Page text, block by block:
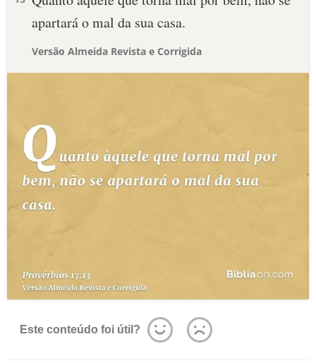
apartará o mal da sua casa.
Versão Almeida Revista e Corrigida
Este conteúdo foi útil?